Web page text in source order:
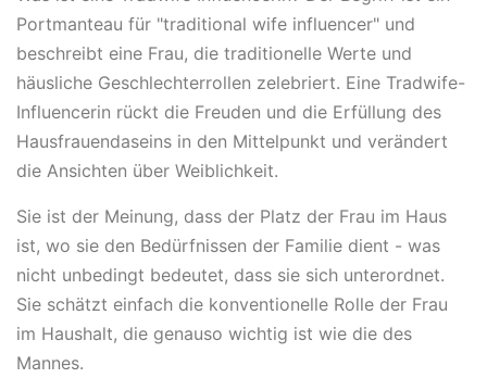
Portmanteau für "traditional wife influencer" und
beschreibt eine Frau, die traditionelle Werte und
häusliche Geschlechterrollen zelebriert. Eine Tradwife-
Influencerin rückt die Freuden und die Erfüllung des
Hausfrauendaseins in den Mittelpunkt und verändert
die Ansichten über Weiblichkeit.
Sie ist der Meinung, dass der Platz der Frau im Haus
ist, wo sie den Bedürfnissen der Familie dient - was
nicht unbedingt bedeutet, dass sie sich unterordnet.
Sie schätzt einfach die konventionelle Rolle der Frau
im Haushalt, die genauso wichtig ist wie die des
Mannes.